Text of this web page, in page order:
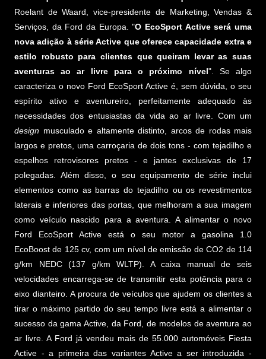
Roelant de Waard, vice-presidente de Marketing, Vendas &
Serviços, da Ford da Europa. "O EcoSport Active será uma
nova adição à série Active que oferece capacidade extra e
estilo robusto para clientes que queiram levar as suas
aventuras ao ar livre para o próximo nível". Se algo
caracteriza o novo Ford EcoSport Active é, sem dúvida, o seu
espírito ativo e aventureiro, perfeitamente adequado às
necessidades dos entusiastas da vida ao ar livre. Com um
design musculado e altamente distinto, arcos de rodas mais
largos e pretos, uma carroçaria de dois tons - com tejadilho e
espelhos retrovisores pretos - e jantes exclusivas de 17
polegadas. Além disso, o seu equipamento de série inclui
elementos como as barras do tejadilho ou os revestimentos
laterais e inferiores das portas, que melhoram a sua imagem
como veículo nascido para a aventura. A alimentar o novo
Ford EcoSport Active está o seu motor a gasolina 1.0
EcoBoost de 125 cv, com um nível de emissão de CO2 de 114
g/km NEDC (137 g/km WLTP). A caixa manual de seis
velocidades encarrega-se de transmitir esta potência para o
eixo dianteiro. A procura de veículos que ajudem os clientes a
tirar o máximo partido do seu tempo livre está a alimentar o
sucesso da gama Active, da Ford, de modelos de aventura ao
ar livre. A Ford já vendeu mais de 55.000 automóveis Fiesta
Active - a primeira das variantes Active a ser introduzida -